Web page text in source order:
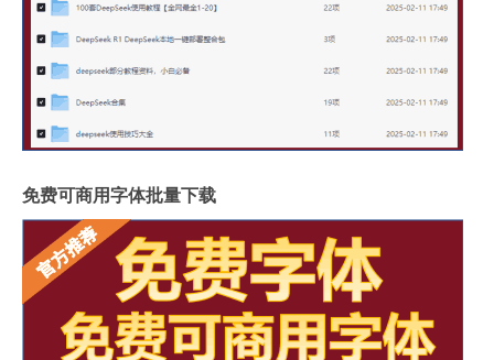
免费可商用字体批量下载